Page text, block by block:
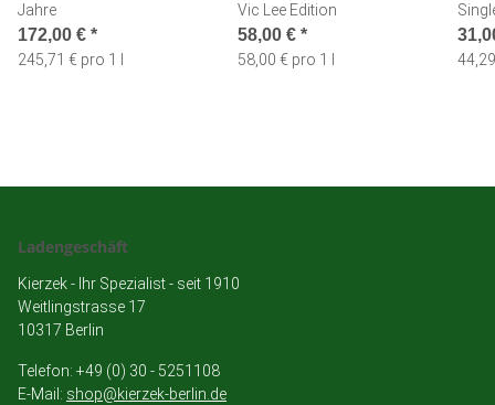
Jahre
172,00 € *
245,71 € pro 1 l
Vic Lee Edition
58,00 € *
58,00 € pro 1 l
Ladengeschäft
Kierzek - Ihr Spezialist - seit 1910
Weitlingstrasse 17
10317 Berlin
Telefon: +49 (0) 30 - 5251108
E-Mail: shop@kierzek-berlin.de